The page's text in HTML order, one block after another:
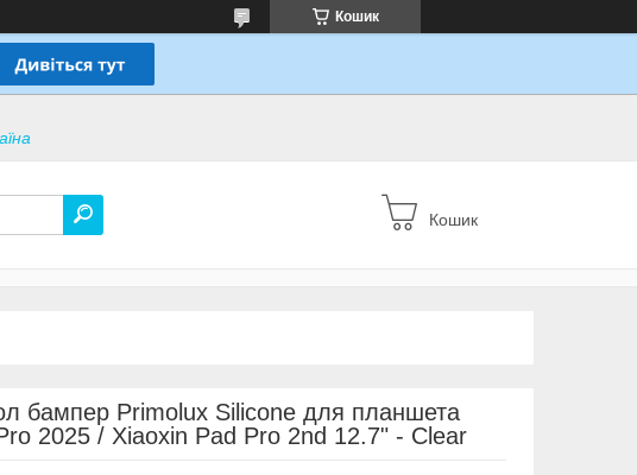
Кошик
Кошик
бампер Primolux Silicone для планшета
2025 / Xiaoxin Pad Pro 2nd 12.7" - Clear